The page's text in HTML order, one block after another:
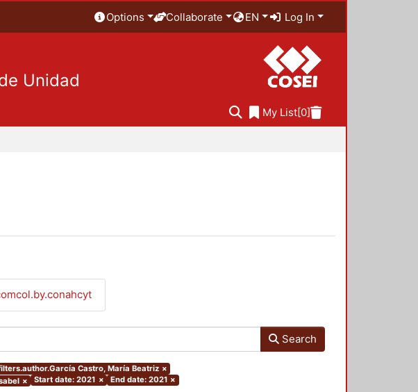
Options Collaborate EN Log In
Unidad
My List[0]
Search
Castro, María Beatriz ×
× Start date: 2021 × End date: 2021 ×